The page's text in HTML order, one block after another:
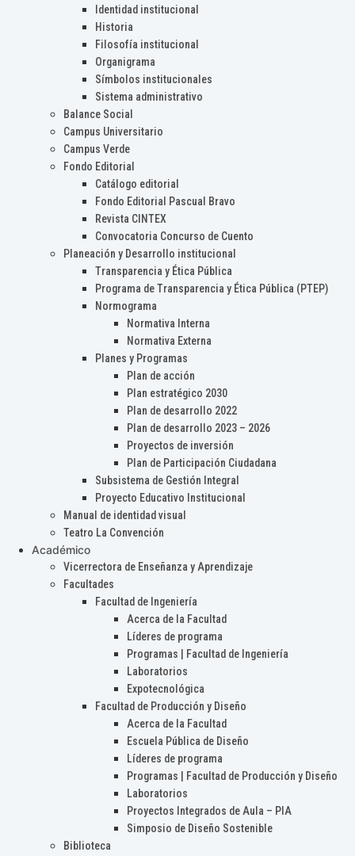
Identidad institucional
Historia
Filosofía institucional
Organigrama
Símbolos institucionales
Sistema administrativo
Balance Social
Campus Universitario
Campus Verde
Fondo Editorial
Catálogo editorial
Fondo Editorial Pascual Bravo
Revista CINTEX
Convocatoria Concurso de Cuento
Planeación y Desarrollo institucional
Transparencia y Ética Pública
Programa de Transparencia y Ética Pública (PTEP)
Normograma
Normativa Interna
Normativa Externa
Planes y Programas
Plan de acción
Plan estratégico 2030
Plan de desarrollo 2022
Plan de desarrollo 2023 – 2026
Proyectos de inversión
Plan de Participación Ciudadana
Subsistema de Gestión Integral
Proyecto Educativo Institucional
Manual de identidad visual
Teatro La Convención
Académico
Vicerrectora de Enseñanza y Aprendizaje
Facultades
Facultad de Ingeniería
Acerca de la Facultad
Líderes de programa
Programas | Facultad de Ingeniería
Laboratorios
Expotecnológica
Facultad de Producción y Diseño
Acerca de la Facultad
Escuela Pública de Diseño
Líderes de programa
Programas | Facultad de Producción y Diseño
Laboratorios
Proyectos Integrados de Aula – PIA
Simposio de Diseño Sostenible
Biblioteca